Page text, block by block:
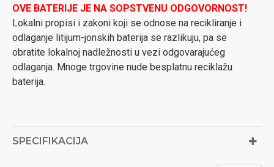
OVE BATERIJE JE NA SOPSTVENU ODGOVORNOST!
Lokalni propisi i zakoni koji se odnose na recikliranje i
odlaganje litijum-jonskih baterija se razlikuju, pa se
obratite lokalnoj nadležnosti u vezi odgovarajućeg
odlaganja. Mnoge trgovine nude besplatnu reciklažu
baterija.
SPECIFIKACIJA